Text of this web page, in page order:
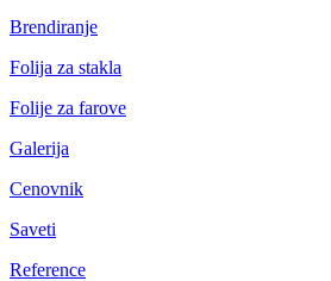
Brendiranje
Folija za stakla
Folije za farove
Galerija
Cenovnik
Saveti
Reference